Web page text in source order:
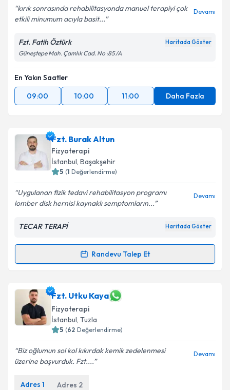
kırık sonrasında rehabilitasyonda manuel terapiyi çok
etkili minumum acıyla basit...
Devamı
Fzt. Fatih Öztürk Haritada Göster
Güneştepe Mah. Çamlık Cad. No :85 /A
En Yakın Saatler
09:00
10:00 11:00 Daha Fazla
Fzt. Burak Altun
Fizyoterapi
İstanbul, Başakşehir
5 (1 Değerlendirme)
Uygulanan fizik tedavi rehabilitasyon programı
lomber disk hernisi kaynaklı semptomların...
Devamı
TECAR TERAPİ Haritada Göster
Randevu Talep Et
Randevu Takvimi Talebi
Fzt. Burak Altuniçin randevu takvimi talebi oluşturun.
Size bu uzmandan randevu almanız için bir takvim
hazırlandığında e-posta ile bilgilendireceğiz.
E-posta Adresiniz
Kişisel verilerimin işlenmesine ilişkin
Fzt. Utku Kaya
Fizyoterapi
İstanbul, Tuzla
5 (62 Değerlendirme)
Biz oğlumun sol kol kıkırdak kemik zedelenmesi
üzerine başvurduk. Fzt....
Devamı
Adres 1 Adres 2